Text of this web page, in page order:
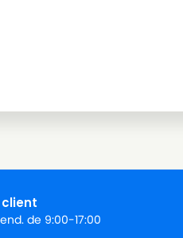
client
de 9:00-17:00